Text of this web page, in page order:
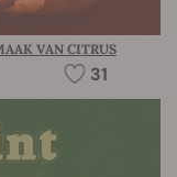
VAN CITRUS
31